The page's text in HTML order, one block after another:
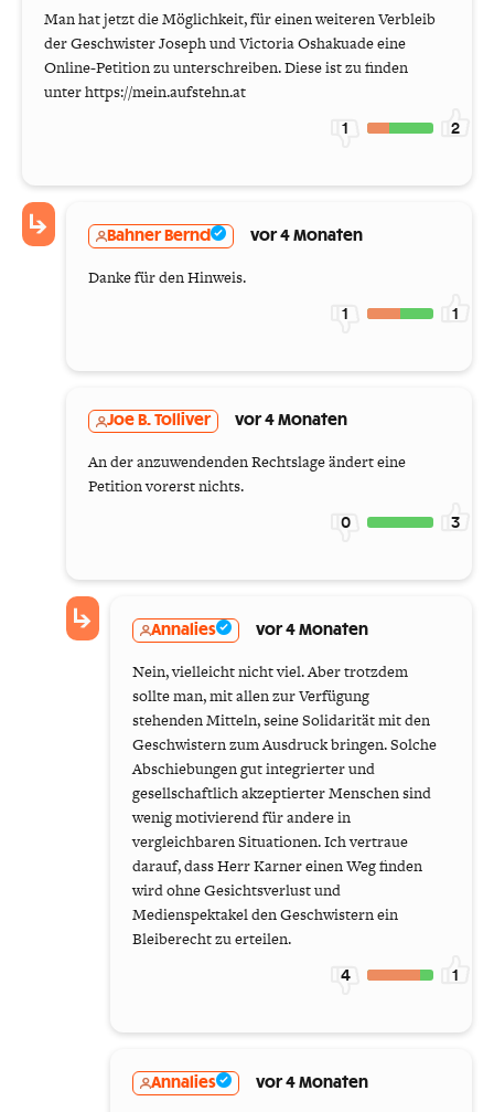
Man hat jetzt die Möglichkeit, für einen weiteren Verbleib
der Geschwister Joseph und Victoria Oshakuade eine
Online-Petition zu unterschreiben. Diese ist zu finden
unter https://mein.aufstehn.at
1 2
Bahner Bernd vor 4 Monaten
Danke für den Hinweis.
1 1
Joe B. Tolliver vor 4 Monaten
An der anzuwendenden Rechtslage ändert eine
Petition vorerst nichts.
0 3
Annalies vor 4 Monaten
Nein, vielleicht nicht viel. Aber trotzdem
sollte man, mit allen zur Verfügung
stehenden Mitteln, seine Solidarität mit den
Geschwistern zum Ausdruck bringen. Solche
Abschiebungen gut integrierter und
gesellschaftlich akzeptierter Menschen sind
wenig motivierend für andere in
vergleichbaren Situationen. Ich vertraue
darauf, dass Herr Karner einen Weg finden
wird ohne Gesichtsverlust und
Medienspektakel den Geschwistern ein
Bleiberecht zu erteilen.
4 1
Annalies vor 4 Monaten